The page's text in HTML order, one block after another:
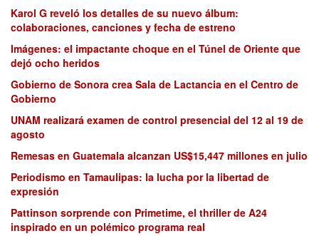
Karol G reveló los detalles de su nuevo álbum:
colaboraciones, canciones y fecha de estreno
Imágenes: el impactante choque en el Túnel de Oriente que
dejó ocho heridos
Gobierno de Sonora crea Sala de Lactancia en el Centro de
Gobierno
UNAM realizará examen de control presencial del 12 al 19 de
agosto
Remesas en Guatemala alcanzan US$15,447 millones en julio
Periodismo en Tamaulipas: la lucha por la libertad de
expresión
Pattinson sorprende con Primetime, el thriller de A24
inspirado en un polémico programa real